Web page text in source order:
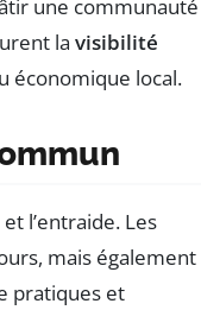
une communauté
la visibilité
économique local.
l’entraide. Les
mais également
pratiques et